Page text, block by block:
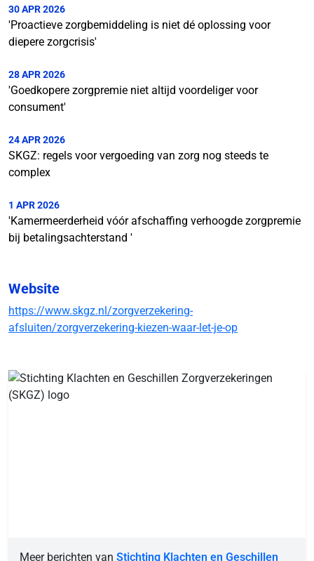
30 APR 2026
'Proactieve zorgbemiddeling is niet dé oplossing voor
diepere zorgcrisis'
28 APR 2026
'Goedkopere zorgpremie niet altijd voordeliger voor
consument'
24 APR 2026
SKGZ: regels voor vergoeding van zorg nog steeds te
complex
1 APR 2026
'Kamermeerderheid vóór afschaffing verhoogde zorgpremie
bij betalingsachterstand '
Website
https://www.skgz.nl/zorgverzekering-
afsluiten/zorgverzekering-kiezen-waar-let-je-op
Meer berichten van Stichting Klachten en Geschillen